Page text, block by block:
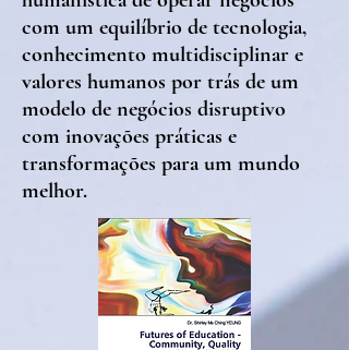
com um equilíbrio de tecnologia,
conhecimento multidisciplinar e
valores humanos por trás de um
modelo de negócios disruptivo
com inovações práticas e
transformações para um mundo
melhor.